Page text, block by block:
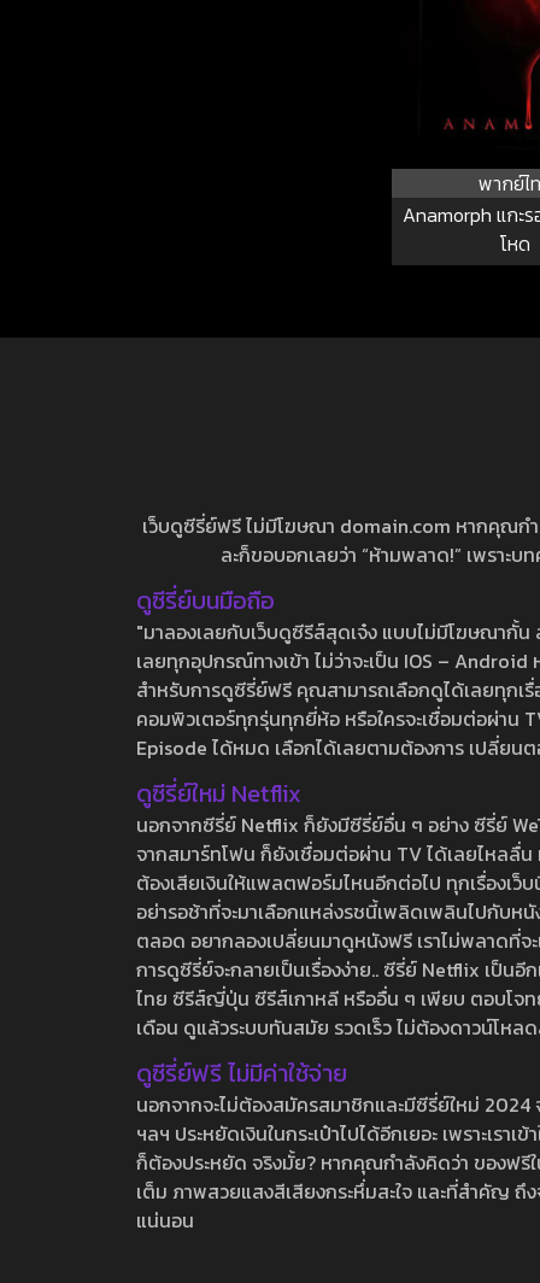
พากย์ไ
Anamorph แกะ
โหด
เว็บดูซีรี่ย์ฟรี ไม่มีโฆษณา domain.com หากคุณก
ละก็ขอบอกเลยว่า “ห้ามพลาด!” เพราะ
ดูซีรี่ย์บนมือถือ
"มาลองเลยกับเว็บดูซีรีส์สุดเจ๋ง แบบไม่มีโฆษณากั้
เลยทุกอุปกรณ์ทางเข้า ไม่ว่าจะเป็น IOS –
สำหรับการดูซีรี่ย์ฟรี คุณสามารถเลือกดูได้เลยทุกเ
คอมพิวเตอร์ทุกรุ่นทุกยี่ห้อ หรือใครจะเชื่อมต่อผ่าน
Episode ได้หมด เลือกได้เลยตามต้องการ เปลี่ยน
ดูซีรี่ย์ใหม่ Netflix
นอกจากซีรี่ย์ Netflix ก็ยังมีซีรี่ย์อื่น ๆ อย่าง ซีรี่ย์
จากสมาร์ทโฟน ก็ยังเชื่อมต่อผ่าน TV ได้เลยไหลลื่
ต้องเสียเงินให้แพลตฟอร์มไหนอีกต่อไป ทุกเรื่องเว็
อย่ารอช้าที่จะมาเลือกแหล่งรชนี้เพลิดเพลินไปกับห
ตลอด อยากลองเปลี่ยนมาดูหนังฟรี เราไม่พลาดที่
การดูซีรี่ย์จะกลายเป็นเรื่องง่าย.. ซีรี่ย์ Netflix เป็น
ไทย ซีรีส์ญี่ปุ่น ซีรีส์เกาหลี หรืออื่น ๆ เพียบ ตอบโจท
เดือน ดูแล้วระบบทันสมัย รวดเร็ว ไม่ต้องดาวน์โห
ดูซีรี่ย์ฟรี ไม่มีค่าใช้จ่าย
นอกจากจะไม่ต้องสมัครสมาชิกและมีซีรี่ย์ใหม่
ฯลฯ ประหยัดเงินในกระเป๋าไปได้อีกเยอะ เพราะเร
ก็ต้องประหยัด จริงมั้ย? หากคุณกำลังคิดว่า ของฟ
เต็ม ภาพสวยแสงสีเสียงกระหึ่มสะใจ และที่สำคัญ
แน่นอน